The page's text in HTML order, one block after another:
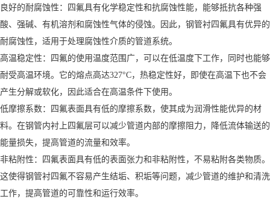
良好的耐腐蚀性：四氟具有化学稳定性和抗腐蚀性能，能够抵抗各种强
酸、强碱、有机溶剂和腐蚀性气体的侵蚀。因此，钢管衬四氟具有优异的
耐腐蚀性，适用于处理腐蚀性介质的管道系统。
高温稳定性：四氟的使用温度范围广，可以在低温度下工作，同时也能够
耐受高温环境。它的熔点高达327°C，热稳定性好，即使在高温下也不会
产生分解或软化，因此适合在高温条件下使用。
低摩擦系数：四氟表面具有低的摩擦系数，使其成为润滑性能优异的材
料。在钢管内衬上四氟层可以减少管道内部的摩擦阻力，降低流体输送的
能量损失，提高管道的流量和效率。
非粘附性：四氟表面具有低的表面张力和非粘附性，不易粘附各类物质。
这使得钢管衬四氟不容易产生结垢、积垢等问题，减少管道的维护和清洗
工作，提高管道的可靠性和运行效率。